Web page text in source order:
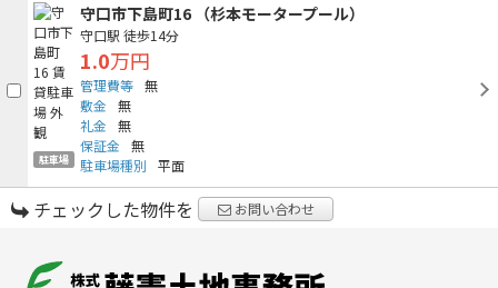
駐車場
守口市下島町16 （杉本モータープール）
守口駅 徒歩14分
1.0万円
管理費等 無
敷金
無
礼金
無
保証金
無
駐車場種別
平面
チェックした物件を お問い合わせ